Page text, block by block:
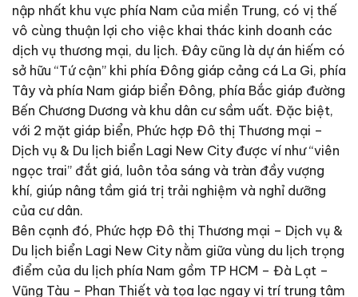
nập nhất khu vực phía Nam của miền Trung, có vị thế
vô cùng thuận lợi cho việc khai thác kinh doanh các
dịch vụ thương mại, du lịch. Đây cũng là dự án hiếm có
sở hữu “Tứ cận” khi phía Đông giáp cảng cá La Gi, phía
Tây và phía Nam giáp biển Đông, phía Bắc giáp đường
Bến Chương Dương và khu dân cư sầm uất. Đặc biệt,
với 2 mặt giáp biển, Phức hợp Đô thị Thương mại –
Dịch vụ & Du lịch biển Lagi New City được ví như “viên
ngọc trai” đắt giá, luôn tỏa sáng và tràn đầy vượng
khí, giúp nâng tầm giá trị trải nghiệm và nghỉ dưỡng
của cư dân.
Bên cạnh đó, Phức hợp Đô thị Thương mại – Dịch vụ &
Du lịch biển Lagi New City nằm giữa vùng du lịch trọng
điểm của du lịch phía Nam gồm TP HCM – Đà Lạt –
Vũng Tàu – Phan Thiết và tọa lạc ngay vị trí trung tâm